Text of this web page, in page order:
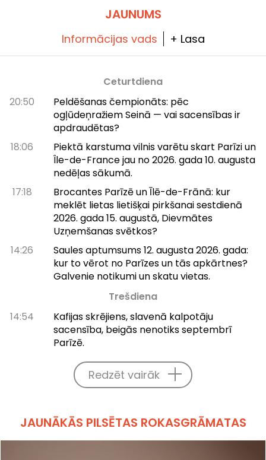
tiktu galā ar karstumu, visas viņu ekskursijas
tiek vadītas ēnā.JAUNUMS
Informācijas vads + Lasa
Ceturtdiena
20:50
Peldēšanas čempionāts: pēc
ogļūdeņražiem Seinā — vai sacensības ir
apdraudētas?
18:06
Piektā karstuma vilnis varētu skart Parīzi un
Île-de-France jau no 2026. gada 10. augusta
nedēļas sākumā.
17:18
Brocantes Parīzē un Īlē-de-Frānā: kur
meklēt lietas lietišķai pirkšanai sestdienā
2026. gada 15. augustā, Dievmātes
Uzņemšanas svētkos?
14:26
Saules aptumsums 12. augusta 2026. gada:
kur to vērot no Parīzes un tās apkārtnes?
Galvenie notikumi un skatu vietas.
Trešdiena
14:54
Kafijas skrējiens, slavenā kalpotāju
sacensība, beigās nenotiks septembrī
Parīzē.
Redzēt vairāk
JAUNĀKĀS PILSĒTAS ROKASGRĀMATAS